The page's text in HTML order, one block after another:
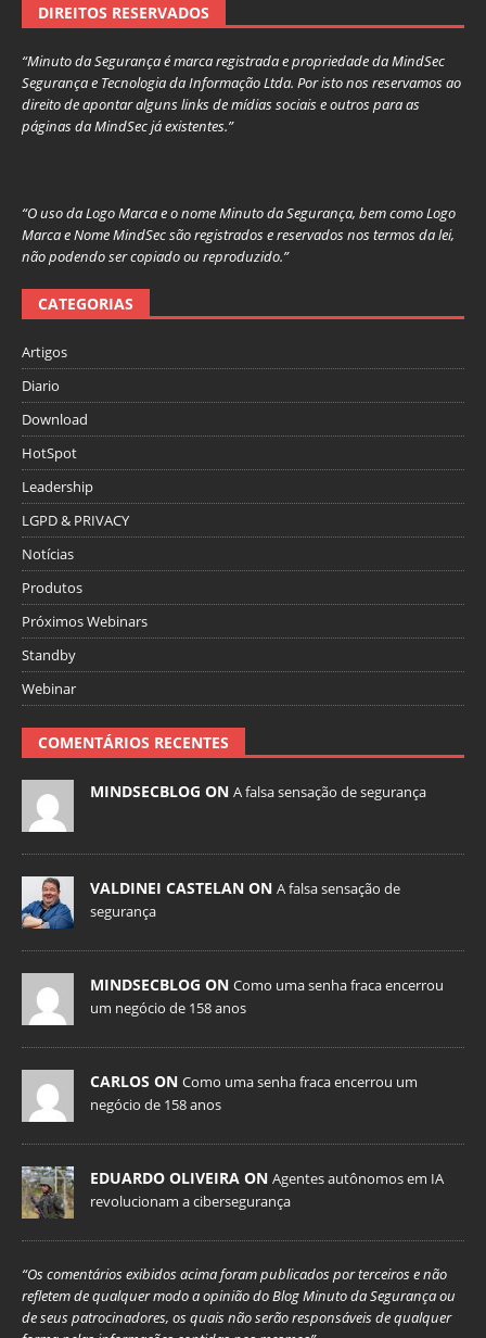
DIREITOS RESERVADOS
“Minuto da Segurança é marca registrada e propriedade da MindSec
Segurança e Tecnologia da Informação Ltda. Por isto nos reservamos ao
direito de apontar alguns links de mídias sociais e outros para as
páginas da MindSec já existentes.”
“O uso da Logo Marca e o nome Minuto da Segurança, bem como Logo
Marca e Nome MindSec são registrados e reservados nos termos da lei,
não podendo ser copiado ou reproduzido.”
CATEGORIAS
Artigos
Diario
Download
HotSpot
Leadership
LGPD & PRIVACY
Notícias
Produtos
Próximos Webinars
Standby
Webinar
COMENTÁRIOS RECENTES
MINDSECBLOG ON A falsa sensação de segurança
VALDINEI CASTELAN ON A falsa sensação de
segurança
MINDSECBLOG ON Como uma senha fraca encerrou
um negócio de 158 anos
CARLOS ON Como uma senha fraca encerrou um
negócio de 158 anos
EDUARDO OLIVEIRA ON Agentes autônomos em IA
revolucionam a cibersegurança
“Os comentários exibidos acima foram publicados por terceiros e não
refletem de qualquer modo a opinião do Blog Minuto da Segurança ou
de seus patrocinadores, os quais não serão responsáveis de qualquer